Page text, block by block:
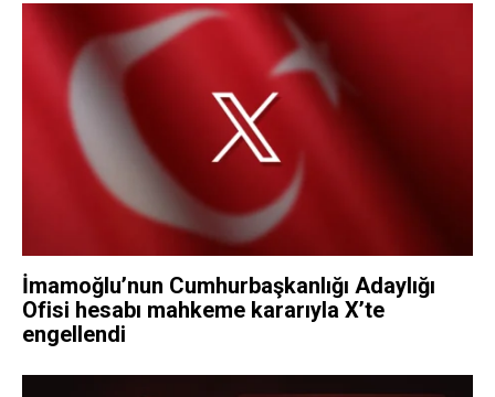
İmamoğlu’nun Cumhurbaşkanlığı Adaylığı
Ofisi hesabı mahkeme kararıyla X’te
engellendi